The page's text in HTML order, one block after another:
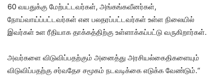
60 வயதுக்கு மேற்பட்டவர்கள், அங்கங்கவீனர்கள்,
நோய்வாய்ப்பட்டவர்கள் என பலதரப்பட்டவர்கள் உள்ள நிலையில்
இவர்கள் உள ரீதியாக தாக்கத்திற்கு உள்ளாக்கப்பட்டு வருகிறார்கள்.
அவர்களை விடுவிப்பதற்கும் அனைத்து அரசியல்கைதிகளையும்
விடுவிப்பதற்கு சர்வதேச சமூகம் நடவடிக்கை எடுக்க வேண்டும்.“